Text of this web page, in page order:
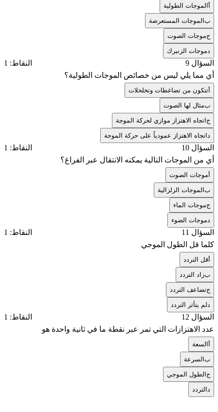
الموجات الطولية
بالموجات المستعرضة
جموجات الصوت
موجات الزنبرك
السؤال 9
النقاط: 1
أي مما يلي ليس من خصائص الموجات الطولية؟
تتكون من تضاغطات وتخلخلات
بمثال لها الصوت
جاتجاه الاهتزاز موازي لحركة الموجة
اتجاه الاهتزاز عمودياً على حركة الموجة
السؤال 10
النقاط: 1
أي من الموجات التالية يمكنه الانتقال عبر الفراغ؟
موجات الصوت
بالموجات الزلزالية
جموجات الماء
موجات الضوء
السؤال 11
النقاط: 1
كلما قل الطول الموجي
قل التردد
بزاد التردد
جتضاعف التردد
لم يتأثر التردد
السؤال 12
النقاط: 1
عدد الاهتزازات التي تمر عبر نقطة ما في ثانية واحدة هو
السعة
بالسرعة
جالطول الموجي
التردد